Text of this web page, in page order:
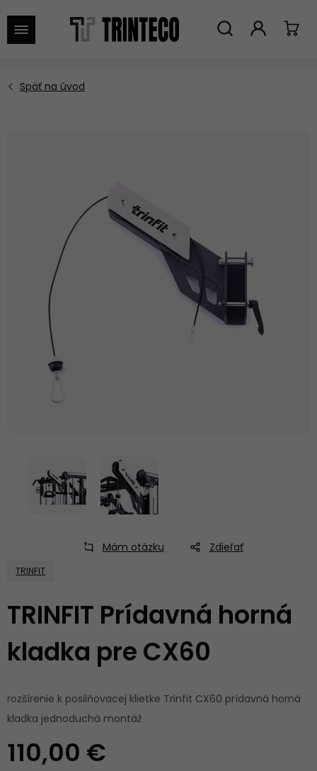
VYHĽADAŤ
Mám otázku Zdieľať
TRINFIT
TRINFIT Prídavná horná
kladka pre CX60
rozšírenie k posilňovacej klietke Trinfit CX60 prídavná horná
kladka jednoduchá montáž
110,00 €